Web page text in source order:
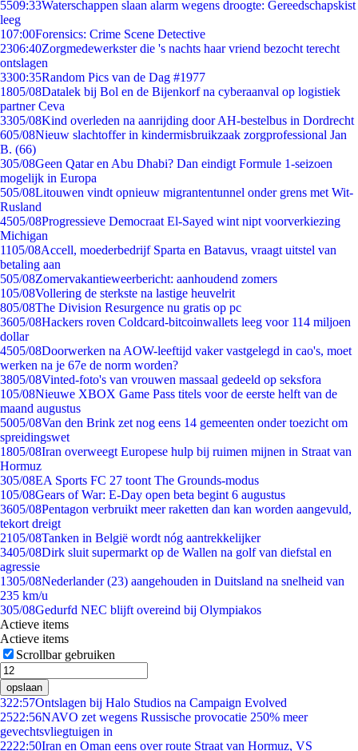
5509:33Waterschappen slaan alarm wegens droogte: Gereedschapskist
leeg
107:00Forensics: Crime Scene Detective
2306:40Zorgmedewerkster die 's nachts haar vriend bezocht terecht
ontslagen
3300:35Random Pics van de Dag #1977
1805/08Datalek bij Bol en de Bijenkorf na cyberaanval op logistiek
partner Ceva
3305/08Kind overleden na aanrijding door AH-bestelbus in Dordrecht
605/08Nieuw slachtoffer in kindermisbruikzaak zorgprofessional Jan
B. (66)
305/08Geen Qatar en Abu Dhabi? Dan eindigt Formule 1-seizoen
mogelijk in Europa
505/08Litouwen vindt opnieuw migrantentunnel onder grens met Wit-
Rusland
4505/08Progressieve Democraat El-Sayed wint nipt voorverkiezing
Michigan
1105/08Accell, moederbedrijf Sparta en Batavus, vraagt uitstel van
betaling aan
505/08Zomervakantieweerbericht: aanhoudend zomers
105/08Vollering de sterkste na lastige heuvelrit
805/08The Division Resurgence nu gratis op pc
3605/08Hackers roven Coldcard-bitcoinwallets leeg voor 114 miljoen
dollar
4505/08Doorwerken na AOW-leeftijd vaker vastgelegd in cao's, moet
werken na je 67e de norm worden?
3805/08Vinted-foto's van vrouwen massaal gedeeld op seksfora
105/08Nieuwe XBOX Game Pass titels voor de eerste helft van de
maand augustus
5005/08Van den Brink zet nog eens 14 gemeenten onder toezicht om
spreidingswet
1805/08Iran overweegt Europese hulp bij ruimen mijnen in Straat van
Hormuz
305/08EA Sports FC 27 toont The Grounds-modus
105/08Gears of War: E-Day open beta begint 6 augustus
3605/08Pentagon verbruikt meer raketten dan kan worden aangevuld,
tekort dreigt
2105/08Tanken in België wordt nóg aantrekkelijker
3405/08Dirk sluit supermarkt op de Wallen na golf van diefstal en
agressie
1305/08Nederlander (23) aangehouden in Duitsland na snelheid van
235 km/u
305/08Gedurfd NEC blijft overeind bij Olympiakos
Actieve items
Actieve items
Scrollbar gebruiken
opslaan
322:57Ontslagen bij Halo Studios na Campaign Evolved
2522:56NAVO zet wegens Russische provocatie 250% meer
gevechtsvliegtuigen in
2222:50Iran en Oman eens over route Straat van Hormuz, VS